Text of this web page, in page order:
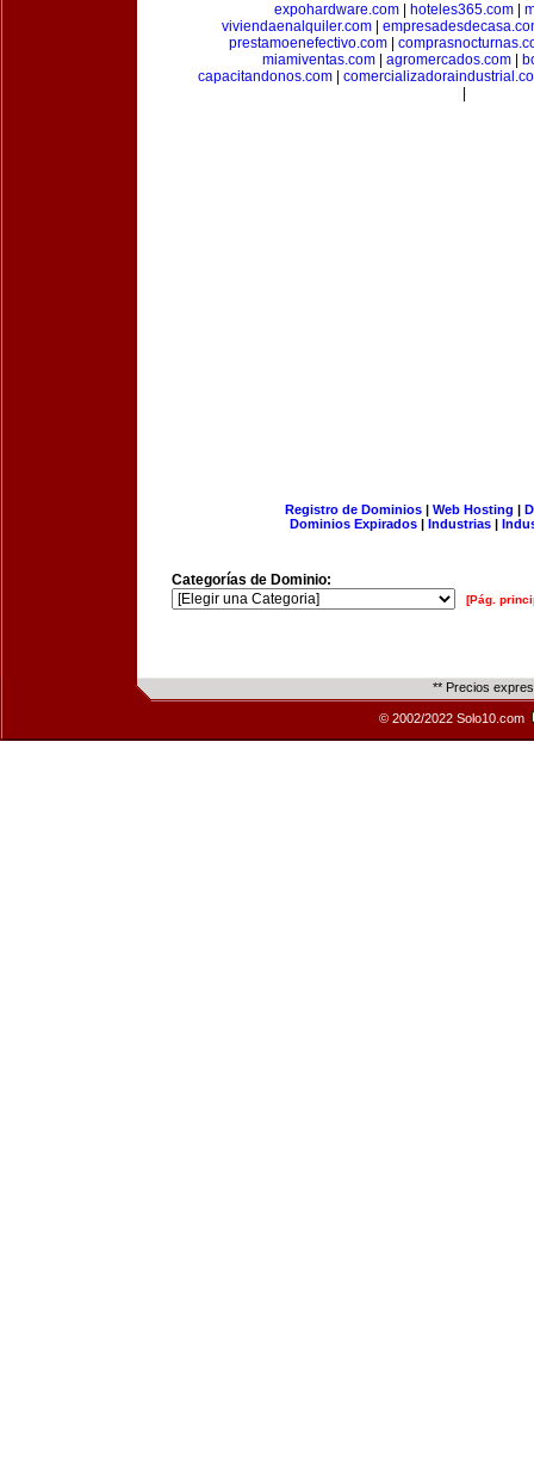
expohardware.com| hoteles365.com|
viviendaenalquiler.com|
prestamoenefectivo.com
miamiventas.com
agromercados.com
capacitandonos.com
Registro de Dominios| Web Hosting |
Dominios Expirados | Industrias |
Categorías de Dominio:
[Pág.
** Precios
© 2002/2022 Solo10.com